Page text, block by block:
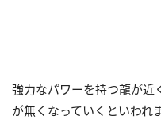
強力なパワーを持つ龍が近
が無くなっていくといわれ